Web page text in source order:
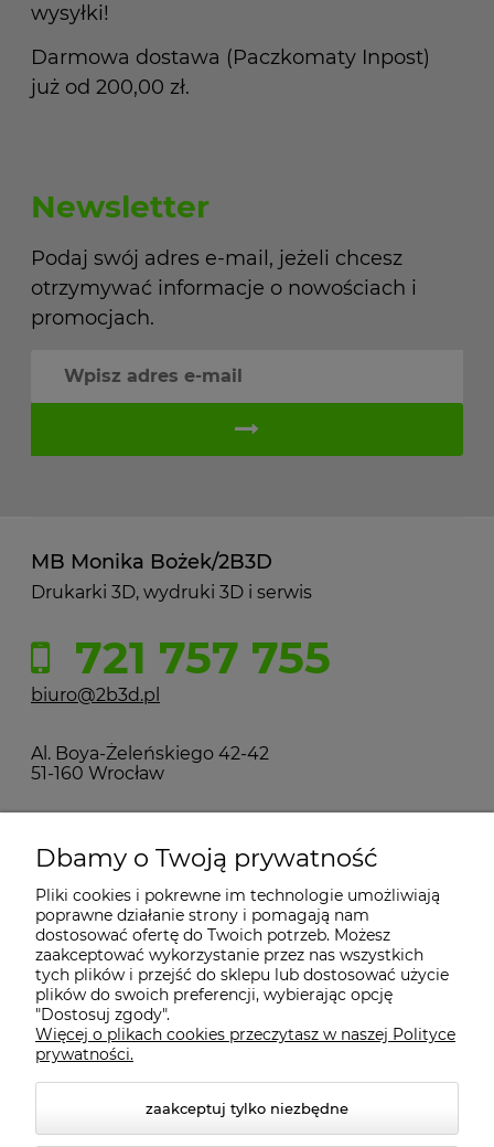
wysyłki!
Darmowa dostawa (Paczkomaty Inpost)
już od 200,00 zł.
Newsletter
Podaj swój adres e-mail, jeżeli chcesz
otrzymywać informacje o nowościach i
promocjach.
MB Monika Bożek/2B3D
Drukarki 3D, wydruki 3D i serwis
721 757 755
biuro@2b3d.pl
Al. Boya-Żeleńskiego 42-42
51-160 Wrocław
MOJE KONTO
PŁATNOŚCI I DOSTAWA
INFORMACJE
KONTAKT
Dbamy o Twoją prywatność
Pliki cookies i pokrewne im technologie umożliwiają
poprawne działanie strony i pomagają nam
dostosować ofertę do Twoich potrzeb. Możesz
zaakceptować wykorzystanie przez nas wszystkich
tych plików i przejść do sklepu lub dostosować użycie
plików do swoich preferencji, wybierając opcję
"Dostosuj zgody".
Więcej o plikach cookies przeczytasz w naszej Polityce
prywatności.
zaakceptuj tylko niezbędne